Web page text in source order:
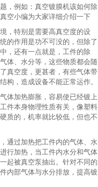
例如：真空镀膜机该如何除
空小编为大家详细介绍一下
特别是需要高真空度的设
的作用是功不可没的，但除了
，还有一点就是，工件的除
体、水分等，这些物质都会随
真空度，更甚者，有些气体带
构，造成设备不能正常运作。
加热膨胀，容易使已经镀上
件本身物理性质有关，像塑料
质的，机率就比较低，但也不
过加热把工件内的气体、水
行加热，当工件内水分和气体
起被真空泵抽出。针对不同的
内部气体与水分排放，提高镀